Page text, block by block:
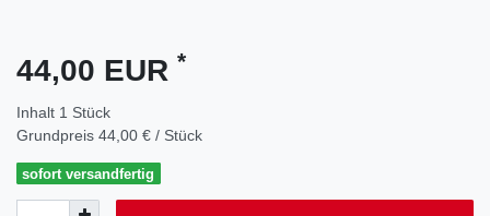
44,00 EUR *
Inhalt 1 Stück
Grundpreis 44,00 € / Stück
sofort versandfertig